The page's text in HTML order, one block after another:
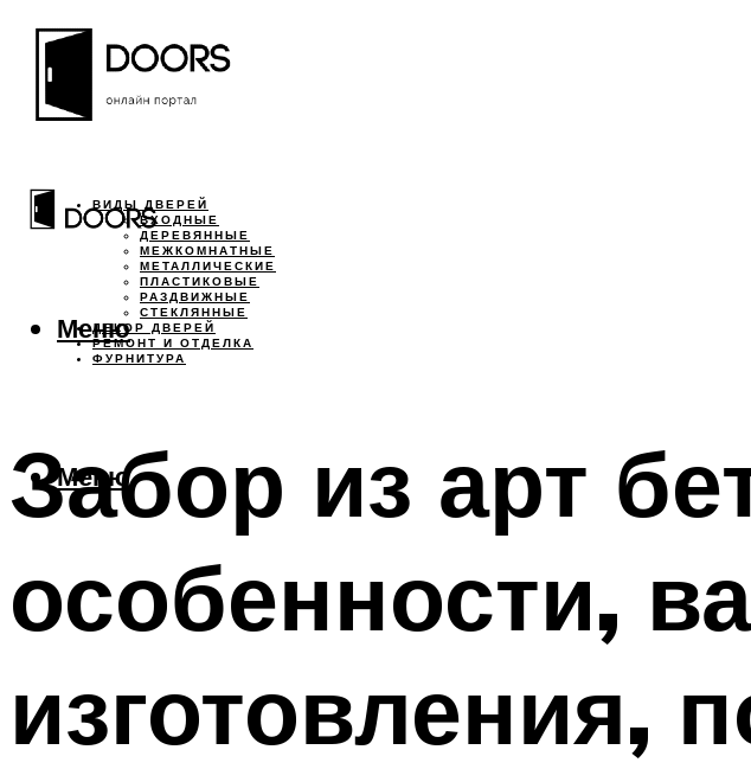
ВИДЫ ДВЕРЕЙ
ВХОДНЫЕ
ДЕРЕВЯННЫЕ
МЕЖКОМНАТНЫЕ
МЕТАЛЛИЧЕСКИЕ
ПЛАСТИКОВЫЕ
РАЗДВИЖНЫЕ
СТЕКЛЯННЫЕ
ДЕКОР ДВЕРЕЙ
РЕМОНТ И ОТДЕЛКА
ФУРНИТУРА
Меню
Меню
Забор из арт
особенности,
изготовления,